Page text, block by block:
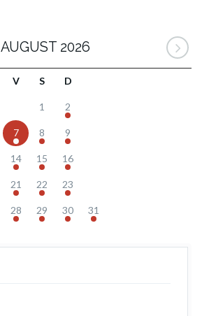
AUGUST 2026
V S D
1 2
7 8 9
14 15 16
21 22 23
28 29 30 31